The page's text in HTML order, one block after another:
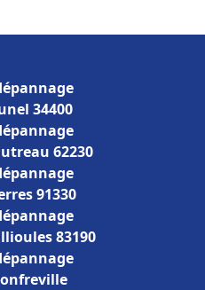
34400
62230
91330
83190